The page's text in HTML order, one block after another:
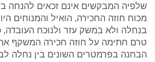
שלפיה המבקשים אינם זכאים להנחה
מכוח חוזה החכירה, הואיל והמנוחים היו
בנחלה ולא במשק עזר ולנוכח העובדה,
טרם חתימה על חוזה חכירה המשקף את
הבחנה בפרמטרים השונים בין נחלה